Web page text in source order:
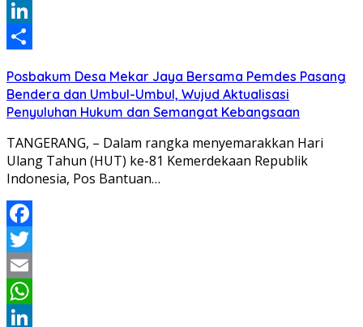
WhatsApp
LinkedIn
Posbakum Desa Mekar Jaya Bersama Pemdes Pasang
Bendera dan Umbul-Umbul, Wujud Aktualisasi
Penyuluhan Hukum dan Semangat Kebangsaan
TANGERANG, – Dalam rangka menyemarakkan Hari
Ulang Tahun (HUT) ke-81 Kemerdekaan Republik
Indonesia, Pos Bantuan…
Facebook
Twitter
Email
WhatsApp